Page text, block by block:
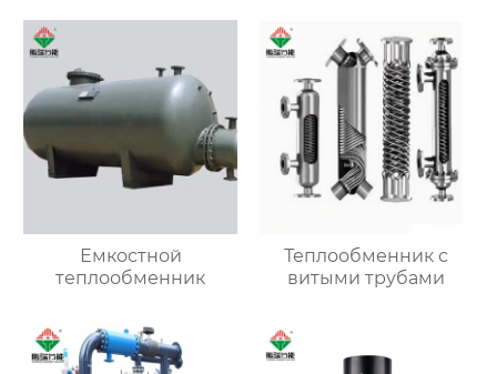
Емкостной
теплообменник
Теплообменник с
витыми трубами